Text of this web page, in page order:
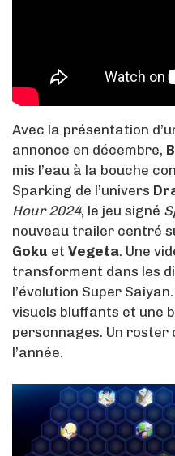
Avec la présentation
annonce en décembre,
mis l’eau à la bouche
Sparking de l’univers
Hour 2024, le jeu signé
nouveau trailer centré
Goku et Vegeta. Une
transforment dans les
l’évolution Super
visuels bluffants et une
personnages. Un roster
l’année.